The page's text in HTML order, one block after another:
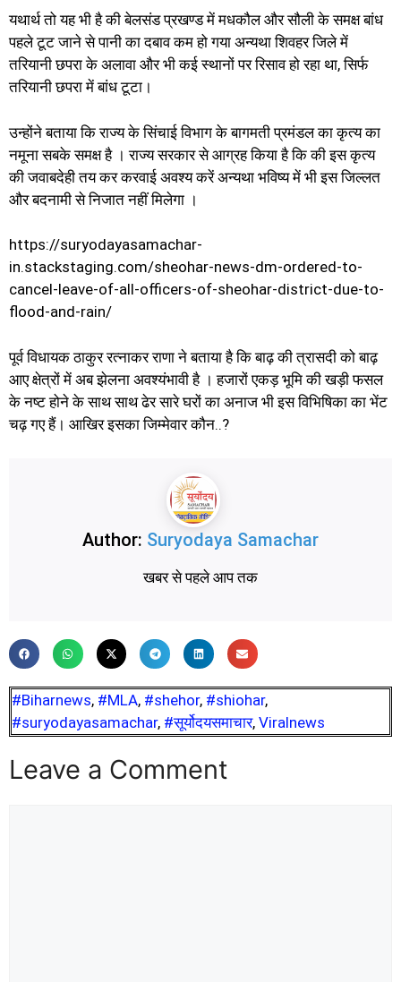
यथार्थ तो यह भी है की बेलसंड प्रखण्ड में मधकौल और सौली के समक्ष बांध
पहले टूट जाने से पानी का दबाव कम हो गया अन्यथा शिवहर जिले में
तरियानी छपरा के अलावा और भी कई स्थानों पर रिसाव हो रहा था, सिर्फ
तरियानी छपरा में बांध टूटा।
उन्होंने बताया कि राज्य के सिंचाई विभाग के बागमती प्रमंडल का कृत्य का
नमूना सबके समक्ष है । राज्य सरकार से आग्रह किया है कि की इस कृत्य
की जवाबदेही तय कर करवाई अवश्य करें अन्यथा भविष्य में भी इस जिल्लत
और बदनामी से निजात नहीं मिलेगा ।
https://suryodayasamachar-
in.stackstaging.com/sheohar-news-dm-ordered-to-
cancel-leave-of-all-officers-of-sheohar-district-due-to-
flood-and-rain/
पूर्व विधायक ठाकुर रत्नाकर राणा ने बताया है कि बाढ़ की त्रासदी को बाढ़
आए क्षेत्रों में अब झेलना अवश्यंभावी है । हजारों एकड़ भूमि की खड़ी फसल
के नष्ट होने के साथ साथ ढेर सारे घरों का अनाज भी इस विभिषिका का भेंट
चढ़ गए हैं। आखिर इसका जिम्मेवार कौन..?
Author: Suryodaya Samachar
खबर से पहले आप तक
#Biharnews, #MLA, #shehor, #shiohar,
#suryodayasamachar, #सूर्योदयसमाचार, Viralnews
Leave a Comment